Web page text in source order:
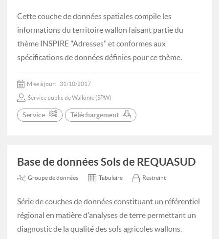
Cette couche de données spatiales compile les
informations du territoire wallon faisant partie du
thème INSPIRE "Adresses" et conformes aux
spécifications de données définies pour ce thème.
Mise à jour: 31/10/2017
Service public de Wallonie (SPW)
Service Téléchargement
Base de données Sols de REQUASUD
Groupe de données Tabulaire Restreint
Série de couches de données constituant un référentiel
régional en matière d'analyses de terre permettant un
diagnostic de la qualité des sols agricoles wallons.